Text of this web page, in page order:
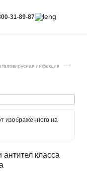
31-89-87
инфекция —
изображенного на
класса